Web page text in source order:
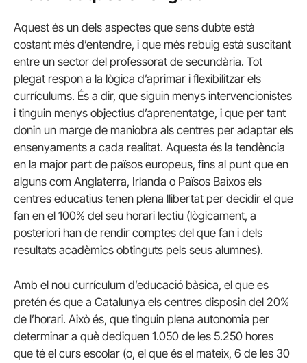
Aquest és un dels aspectes que sens dubte està
costant més d’entendre, i que més rebuig està suscitant
entre un sector del professorat de secundària. Tot
plegat respon a la lògica d’aprimar i flexibilitzar els
currículums. És a dir, que siguin menys intervencionistes
i tinguin menys objectius d’aprenentatge, i que per tant
donin un marge de maniobra als centres per adaptar els
ensenyaments a cada realitat. Aquesta és la tendència
en la major part de països europeus, fins al punt que en
alguns com Anglaterra, Irlanda o Països Baixos els
centres educatius tenen plena llibertat per decidir el que
fan en el 100% del seu horari lectiu (lògicament, a
posteriori han de rendir comptes del que fan i dels
resultats acadèmics obtinguts pels seus alumnes).
Amb el nou currículum d’educació bàsica, el que es
pretén és que a Catalunya els centres disposin del 20%
de l’horari. Això és, que tinguin plena autonomia per
determinar a què dediquen 1.050 de les 5.250 hores
que té el curs escolar (o, el que és el mateix, 6 de les 30